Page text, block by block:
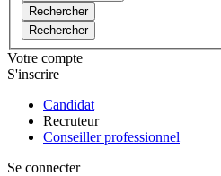
Rechercher
Rechercher
Votre compte
S'inscrire
Candidat
Recruteur
Conseiller professionnel
Se connecter